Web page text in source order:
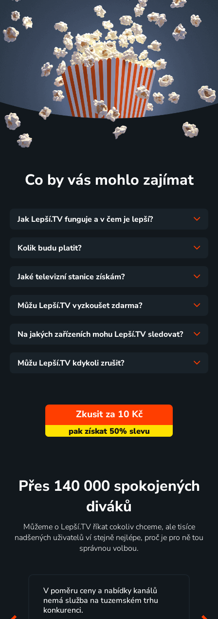
Co by vás mohlo zajímat
Jak Lepší.TV funguje a v čem je lepší?
Kolik budu platit?
Jaké televizní stanice získám?
Můžu Lepší.TV vyzkoušet zdarma?
Na jakých zařízeních mohu Lepší.TV sledovat?
Můžu Lepší.TV kdykoli zrušit?
Zkusit za 10 Kč
Přes 140 000 spokojených
diváků
Můžeme o Lepší.TV říkat cokoliv chceme, ale tisíce
nadšených uživatelů ví stejně nejlépe, proč je pro ně tou
správnou volbou.
Lepší.TV sleduji už několik let s
maximální spokojeností. Velký výběr
programů a nemuset běžet k TV na